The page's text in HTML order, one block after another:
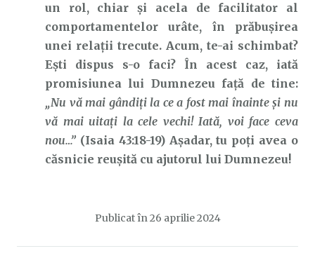
un rol, chiar și acela de facilitator al
comportamentelor urâte, în prăbușirea
unei relații trecute. Acum, te-ai schimbat?
Ești dispus s-o faci? În acest caz, iată
promisiunea lui Dumnezeu față de tine:
„Nu vă mai gândiţi la ce a fost mai înainte şi nu
vă mai uitaţi la cele vechi! Iată, voi face ceva
nou…” (Isaia 43:18-19) Așadar, tu poți avea o
căsnicie reușită cu ajutorul lui Dumnezeu!
Publicat în 26 aprilie 2024